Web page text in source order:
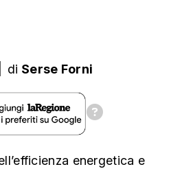
di Serse Forni
energetica e